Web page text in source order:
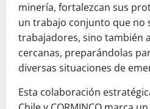
minería, fortalezcan sus
un trabajo conjunto que no
trabajadores, sino también
cercanas, preparándolas
diversas situaciones de
Esta colaboración